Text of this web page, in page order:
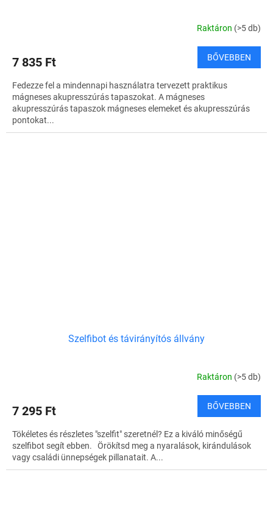
Raktáron (>5 db)
7 835 Ft BŐVEBBEN
Fedezze fel a mindennapi használatra tervezett praktikus
mágneses akupresszúrás tapaszokat. A mágneses
akupresszúrás tapaszok mágneses elemeket és akupresszúrás
pontokat...
Szelfibot és távirányítós állvány
Raktáron (>5 db)
7 295 Ft BŐVEBBEN
Tökéletes és részletes "szelfit" szeretnél? Ez a kiváló minőségű
szelfibot segít ebben. Örökítsd meg a nyaralások, kirándulások
vagy családi ünnepségek pillanatait. A...